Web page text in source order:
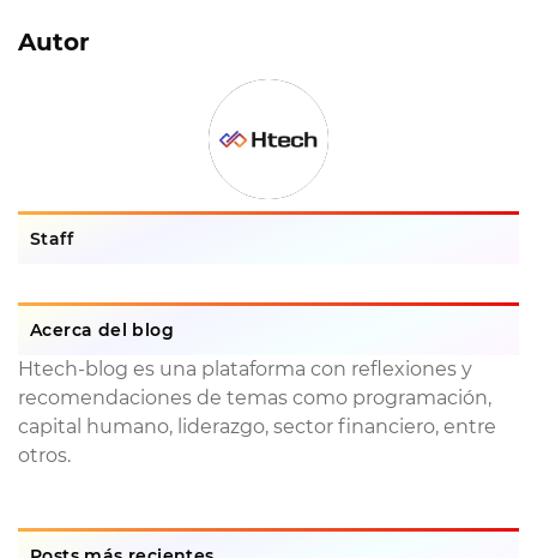
Autor
Staff
Acerca del blog
Htech-blog es una plataforma con reflexiones y
recomendaciones de temas como programación,
capital humano, liderazgo, sector financiero, entre
otros.